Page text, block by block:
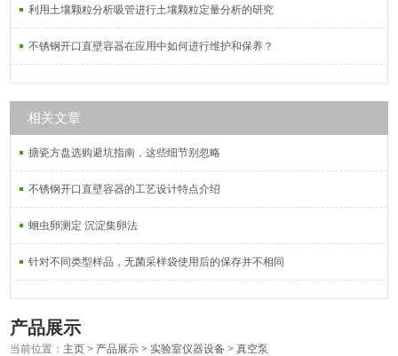
利用土壤颗粒分析吸管进行土壤颗粒定量分析的研究
不锈钢开口直壁容器在应用中如何进行维护和保养？
相关文章
搪瓷方盘选购避坑指南，这些细节别忽略
不锈钢开口直壁容器的工艺设计特点介绍
蛔虫卵测定 沉淀集卵法
针对不同类型样品，无菌采样袋使用后的保存并不相同
产品展示
当前位置： 主页 > 产品展示 >实验室仪器设备 >真空泵